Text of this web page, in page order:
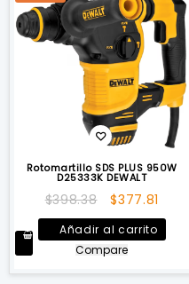
Rotomartillo SDS PLUS 950W
D25333K DEWALT
$398.38
El
precio
original
era:
$398.38.
$377.81
Añadir al carrito
Compare